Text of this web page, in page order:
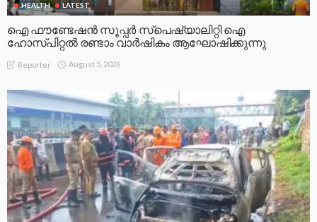
HEALTH LATEST
ഐ ഫൗണ്ടേഷൻ സൂപ്പർ സ്പെഷ്യാലിറ്റി ഐ
ഹോസ്പിറ്റൽ രണ്ടാം വാർഷികം ആഘോഷിക്കുന്നു
Reporter August 5, 2026